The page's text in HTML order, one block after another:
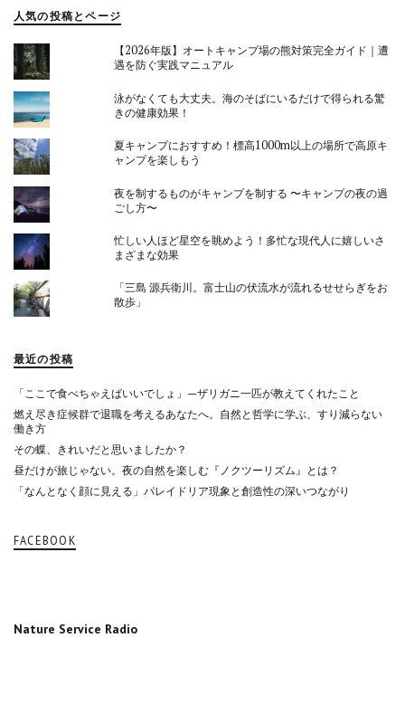
人気の投稿とページ
【2026年版】オートキャンプ場の熊対策完全ガイド｜遭
遇を防ぐ実践マニュアル
泳がなくても大丈夫。海のそばにいるだけで得られる驚
きの健康効果！
夏キャンプにおすすめ！標高1000m以上の場所で高原キ
ャンプを楽しもう
夜を制するものがキャンプを制する 〜キャンプの夜の過
ごし方〜
忙しい人ほど星空を眺めよう！多忙な現代人に嬉しいさ
まざまな効果
「三島 源兵衛川。富士山の伏流水が流れるせせらぎをお
散歩」
最近の投稿
「ここで食べちゃえばいいでしょ」—ザリガニ一匹が教えてくれたこと
燃え尽き症候群で退職を考えるあなたへ。自然と哲学に学ぶ、すり減らない
働き方
その蝶、きれいだと思いましたか？
昼だけが旅じゃない。夜の自然を楽しむ『ノクツーリズム』とは？
「なんとなく顔に見える」パレイドリア現象と創造性の深いつながり
FACEBOOK
Nature Service Radio